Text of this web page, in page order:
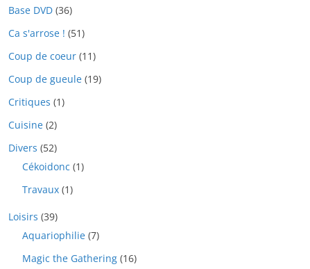
Base DVD (36)
Ca s'arrose ! (51)
Coup de coeur (11)
Coup de gueule (19)
Critiques (1)
Cuisine (2)
Divers (52)
Cékoidonc (1)
Travaux (1)
Loisirs (39)
Aquariophilie (7)
Magic the Gathering (16)